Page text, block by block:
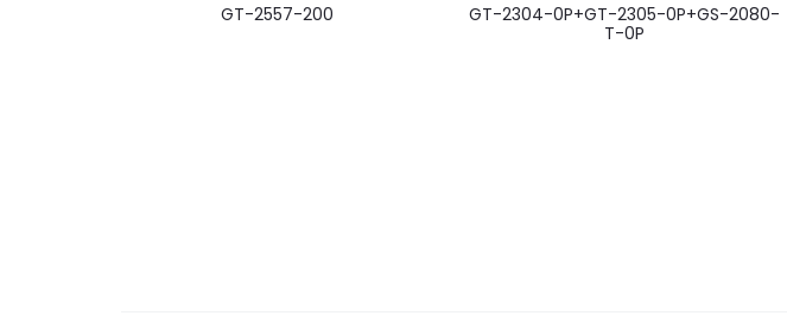
GT-2557-200
GT-2304-0P+GT-2305-0P+GS-2080-
T-0P